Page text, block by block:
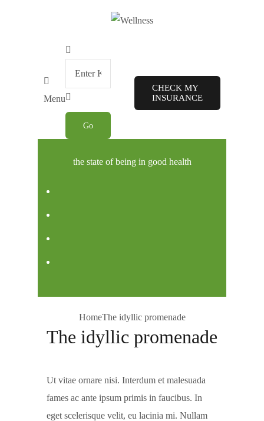
Menu
CHECK MY
INSURANCE
the state of being in good health
HomeThe idyllic promenade
The idyllic promenade
Ut vitae ornare nisi. Interdum et malesuada
fames ac ante ipsum primis in faucibus. In
eget scelerisque velit, eu lacinia mi. Nullam